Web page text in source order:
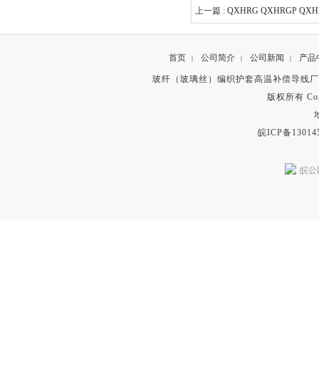
上一篇 : QXHRG QXHRGP
首页 | 公司简介 | 公司新闻 | 产品
玻纤（玻璃丝）编织护套高温补偿导线
版权所有
皖ICP备
皖公